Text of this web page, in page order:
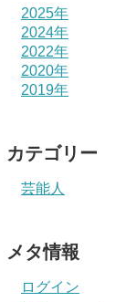
2025年
2024年
2022年
2020年
2019年
カテゴリー
芸能人
メタ情報
ログイン